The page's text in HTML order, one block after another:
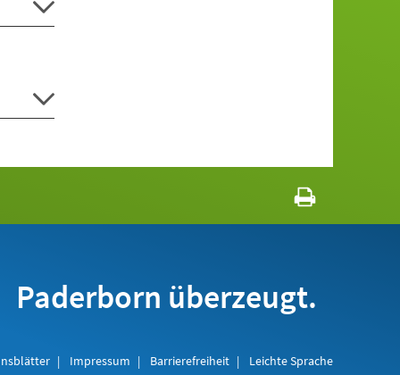
Paderborn überzeugt.
Impressum Barrierefreiheit Leichte Sprache